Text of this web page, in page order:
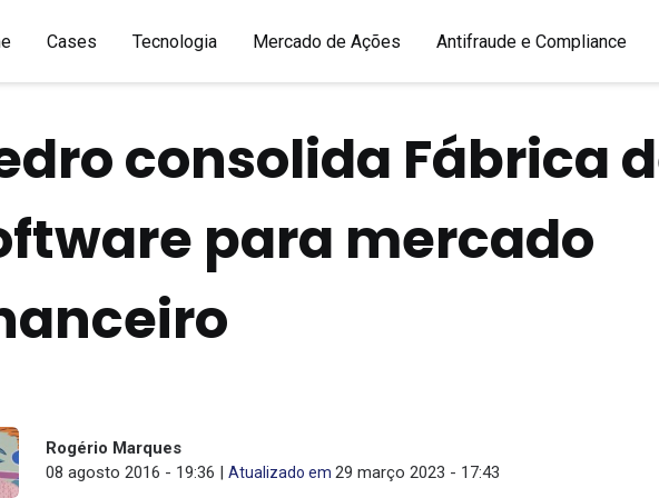
Cases Tecnologia Mercado de Ações Antifraude e Compliance
consolida Fábrica
para mercado
Rogério Marques
08 agosto 2016 - 19:36 |Atualizado em29 março 2023 - 17:43